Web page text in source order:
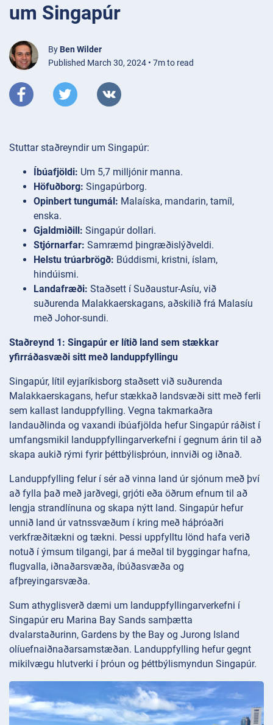
um Singapúr
By Ben Wilder
Published March 30, 2024 • 7m to read
Stuttar staðreyndir um Singapúr:
Íbúafjöldi: Um 5,7 milljónir manna.
Höfuðborg: Singapúrborg.
Opinbert tungumál: Malaíska, mandarin, tamíl,
enska.
Gjaldmiðill: Singapúr dollari.
Stjórnarfar: Samræmd þingræðislýðveldi.
Helstu trúarbrögð: Búddismi, kristni, íslam,
hindúismi.
Landafræði: Staðsett í Suðaustur-Asíu, við
suðurenda Malakkaerskagans, aðskilið frá Malasíu
með Johor-sundi.
Staðreynd 1: Singapúr er lítið land sem stækkar
yfirráðasvæði sitt með landuppfyllingu
Singapúr, lítil eyjaríkisborg staðsett við suðurenda
Malakkaerskagans, hefur stækkað landsvæði sitt með ferli
sem kallast landuppfylling. Vegna takmarkaðra
landauðlinda og vaxandi íbúafjölda hefur Singapúr ráðist í
umfangsmikil landuppfyllingarverkefni í gegnum árin til að
skapa aukið rými fyrir þéttbýlisþróun, innviði og iðnað.
Landuppfylling felur í sér að vinna land úr sjónum með því
að fylla það með jarðvegi, grjóti eða öðrum efnum til að
lengja strandlínuna og skapa nýtt land. Singapúr hefur
unnið land úr vatnssvæðum í kring með háþróaðri
verkfræðitækni og tækni. Þessi uppfylltu lönd hafa verið
notuð í ýmsum tilgangi, þar á meðal til byggingar hafna,
flugvalla, iðnaðarsvæða, íbúðasvæða og
afþreyingarsvæða.
Sum athyglisverð dæmi um landuppfyllingarverkefni í
Singapúr eru Marina Bay Sands samþætta
dvalarstaðurinn, Gardens by the Bay og Jurong Island
olíuefnaiðnaðarsamstæðan. Landuppfylling hefur gegnt
mikilvægu hlutverki í þróun og þéttbýlismyndun Singapúr.